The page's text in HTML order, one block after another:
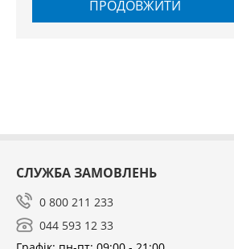
ПРОДОВЖИТИ
СЛУЖБА ЗАМОВЛЕНЬ
0 800 211 233
044 593 12 33